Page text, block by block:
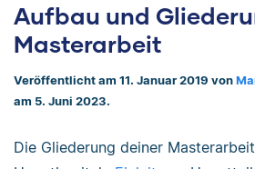
Aufbau und
Masterarbeit
Veröffentlicht am 11. Januar 2019 von
am 5. Juni 2023.
Die Gliederung deiner